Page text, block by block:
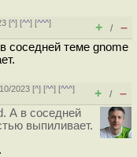
[^] [^^] [^^^]
+ / –
соседней теме gnome
2023 [^] [^^] [^^^]
+ / –
А в соседней
выпиливает.